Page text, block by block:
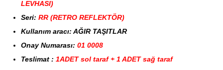
LEVHASI)
Seri: RR (RETRO REFLEKTÖR)
Kullanım aracı: AĞIR TAŞITLAR
Onay Numarası: 01 0008
Teslimat : 1ADET sol taraf + 1 ADET sağ taraf